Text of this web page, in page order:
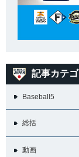
記事カテ
Baseball5
総括
動画